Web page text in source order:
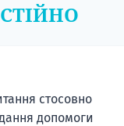
стосовно
допомоги